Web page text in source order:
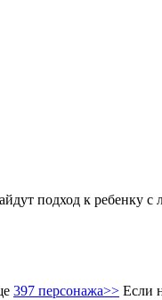
подход к ребенку
397 персонажа>> Если